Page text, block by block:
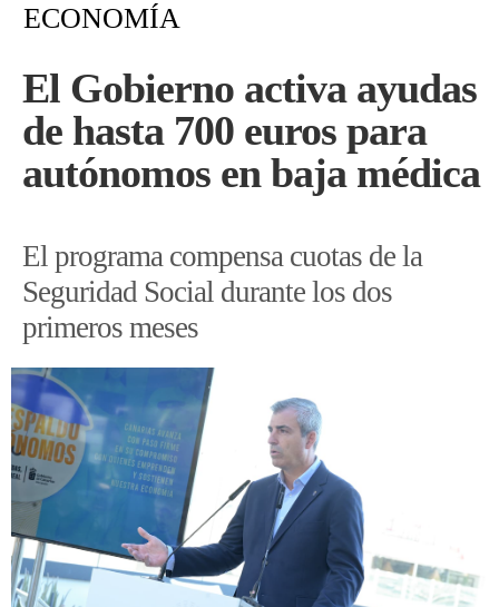
ECONOMÍA
El Gobierno activa ayudas
de hasta 700 euros para
autónomos en baja médica
El programa compensa cuotas de la
Seguridad Social durante los dos
primeros meses